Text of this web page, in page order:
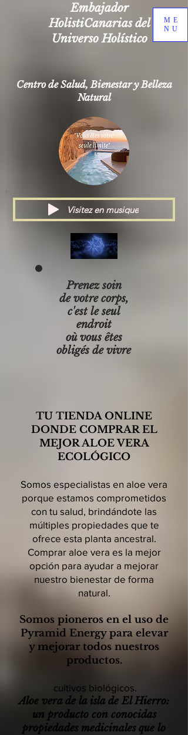
ME
NU
Embajador
HolistiCanarias del
Universo Holístico
Centro de Salud, Bienestar y Belleza
Natural
Visitez en musique
Prenez soin
de votre corps,
c'est le seul
endroit
où vous êtes
obligés de vivre
TU TIENDA ONLINE
DONDE COMPRAR EL
MEJOR ALOE VERA
ECOLÓGICO
Somos especialistas en aloe vera
porque estamos comprometidos
con tu salud, brindándote las
múltiples propiedades que te
ofrece esta planta ancestral.
Comprar aloe vera es la mejor
opción para ayudar a mejorar
nuestro bienestar de forma
natural.
Somos pioneros en el uso de
Pyramid Energy para elevar
y mejorar todos nuestros
productos.
cultivos biológicos.
Aloe vera de la isla de El Hierro:
un producto con conocidas
propiedades medicinales que lo